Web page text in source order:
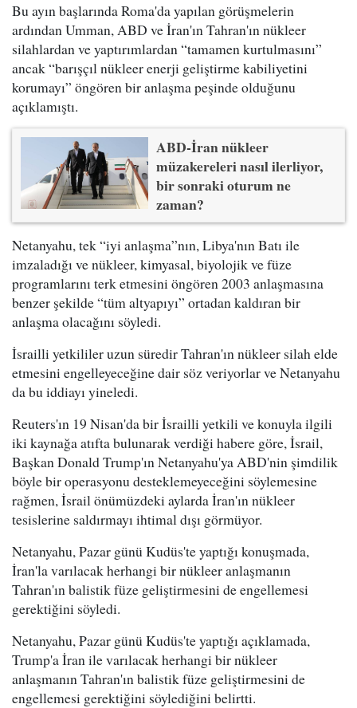
Bu ayın başlarında Roma'da yapılan görüşmelerin
ardından Umman, ABD ve İran'ın Tahran'ın nükleer
silahlardan ve yaptırımlardan “tamamen kurtulmasını”
ancak “barışçıl nükleer enerji geliştirme kabiliyetini
korumayı” öngören bir anlaşma peşinde olduğunu
açıklamıştı.
ABD-İran nükleer
müzakereleri nasıl ilerliyor,
bir sonraki oturum ne
zaman?
Netanyahu, tek “iyi anlaşma”nın, Libya'nın Batı ile
imzaladığı ve nükleer, kimyasal, biyolojik ve füze
programlarını terk etmesini öngören 2003 anlaşmasına
benzer şekilde “tüm altyapıyı” ortadan kaldıran bir
anlaşma olacağını söyledi.
İsrailli yetkililer uzun süredir Tahran'ın nükleer silah elde
etmesini engelleyeceğine dair söz veriyorlar ve Netanyahu
da bu iddiayı yineledi.
Reuters'ın 19 Nisan'da bir İsrailli yetkili ve konuyla ilgili
iki kaynağa atıfta bulunarak verdiği habere göre, İsrail,
Başkan Donald Trump'ın Netanyahu'ya ABD'nin şimdilik
böyle bir operasyonu desteklemeyeceğini söylemesine
rağmen, İsrail önümüzdeki aylarda İran'ın nükleer
tesislerine saldırmayı ihtimal dışı görmüyor.
Netanyahu, Pazar günü Kudüs'te yaptığı konuşmada,
İran'la varılacak herhangi bir nükleer anlaşmanın
Tahran'ın balistik füze geliştirmesini de engellemesi
gerektiğini söyledi.
Netanyahu, Pazar günü Kudüs'te yaptığı açıklamada,
Trump'a İran ile varılacak herhangi bir nükleer
anlaşmanın Tahran'ın balistik füze geliştirmesini de
engellemesi gerektiğini söylediğini belirtti.